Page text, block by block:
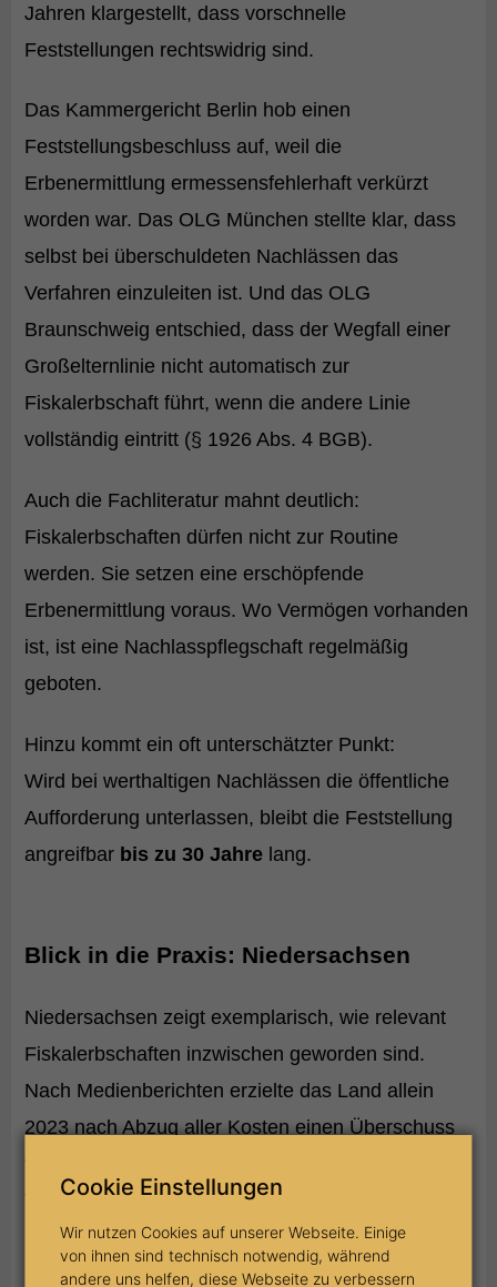
Jahren klargestellt, dass vorschnelle
Feststellungen rechtswidrig sind.
Das Kammergericht Berlin hob einen
Feststellungsbeschluss auf, weil die
Erbenermittlung ermessensfehlerhaft verkürzt
worden war. Das OLG München stellte klar, dass
selbst bei überschuldeten Nachlässen das
Verfahren einzuleiten ist. Und das OLG
Braunschweig entschied, dass der Wegfall einer
Großelternlinie nicht automatisch zur
Fiskalerbschaft führt, wenn die andere Linie
vollständig eintritt (§ 1926 Abs. 4 BGB).
Auch die Fachliteratur mahnt deutlich:
Fiskalerbschaften dürfen nicht zur Routine
werden. Sie setzen eine erschöpfende
Erbenermittlung voraus. Wo Vermögen vorhanden
ist, ist eine Nachlasspflegschaft regelmäßig
geboten.
Hinzu kommt ein oft unterschätzter Punkt:
Wird bei werthaltigen Nachlässen die öffentliche
Aufforderung unterlassen, bleibt die Feststellung
angreifbar bis zu 30 Jahre lang.
Blick in die Praxis: Niedersachsen
Niedersachsen zeigt exemplarisch, wie relevant
Fiskalerbschaften inzwischen geworden sind.
Nach Medienberichten erzielte das Land allein
2023 nach Abzug aller Kosten einen Überschuss
Verwertet wurden unter anderem Fahrzeuge,
Sammlungen und sogar lebende Tiere.
Cookie Einstellungen
Wir nutzen Cookies auf unserer Webseite. Einige
von ihnen sind technisch notwendig, während
andere uns helfen, diese Webseite zu verbessern